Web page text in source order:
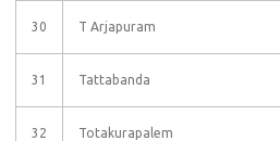
30 T Arjapuram
31 Tattabanda
32 Totakurapalem